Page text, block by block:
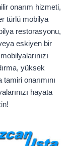
onarım hizmeti,
türlü mobilya
restorasyonu,
eskiyen bir
yüksek
onarımını
hayata